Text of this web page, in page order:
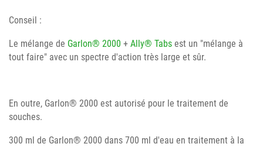
Conseil :
Le mélange de Garlon® 2000 + Ally® Tabs est un "mélange à
tout faire" avec un spectre d'action très large et sûr.
En outre, Garlon® 2000 est autorisé pour le traitement de
souches.
300 ml de Garlon® 2000 dans 700 ml d'eau en traitement à la